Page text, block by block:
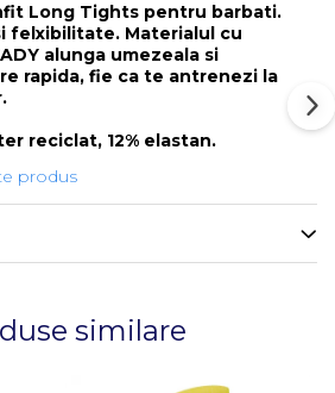
Long Tights pentru barbati.
felxibilitate. Materialul cu
alunga umezeala si
rapida, fie ca te antrenezi la
reciclat, 12% elastan.
produs
similare